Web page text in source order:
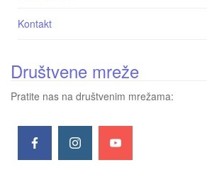
Kontakt
Društvene mreže
Pratite nas na društvenim mrežama: